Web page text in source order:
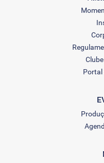
Portal